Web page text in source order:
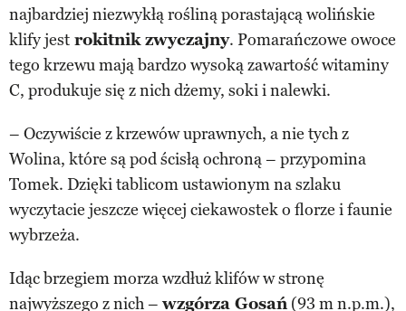
najbardziej niezwykłą rośliną porastającą wolińskie
klify jest rokitnik zwyczajny. Pomarańczowe owoce
tego krzewu mają bardzo wysoką zawartość witaminy
C, produkuje się z nich dżemy, soki i nalewki.
– Oczywiście z krzewów uprawnych, a nie tych z
Wolina, które są pod ścisłą ochroną – przypomina
Tomek. Dzięki tablicom ustawionym na szlaku
wyczytacie jeszcze więcej ciekawostek o florze i faunie
wybrzeża.
Idąc brzegiem morza wzdłuż klifów w stronę
najwyższego z nich – wzgórza Gosań (93 m n.p.m.),